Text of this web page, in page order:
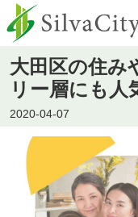
大田区の住み
リー層にも人
2020-04-07